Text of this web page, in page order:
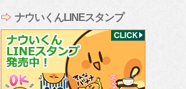
イ
ブ
ナウいくんLINEスタンプ